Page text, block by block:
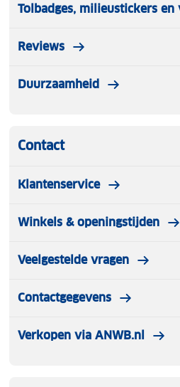
Tolbadges, milieustickers en
Reviews
Duurzaamheid
Contact
Klantenservice
Winkels & openingstijden
Veelgestelde vragen
Contactgegevens
Verkopen via ANWB.nl